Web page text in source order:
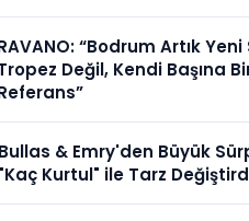
“Bodrum Artık Yeni
Değil, Kendi Başına
Bullas & Emry'den Büyük
"Kaç Kurtul" ile Tarz